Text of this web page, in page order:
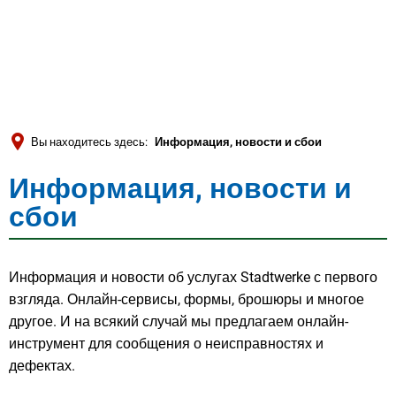
Русский
Вы находитесь здесь: Информация, новости и сбои
Информация,
новости
и
сбои
Информация, новости и
сбои
Информация и новости об услугах Stadtwerke с первого
взгляда. Онлайн-сервисы, формы, брошюры и многое
другое. И на всякий случай мы предлагаем онлайн-
инструмент для сообщения о неисправностях и
дефектах.